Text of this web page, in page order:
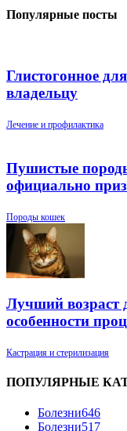
Популярные посты
Глистогонное
владельцу
Лечение и профилактика
Пушистые
официально
Породы кошек
Лучший возраст
особенности
Кастрация и стерилизация
ПОПУЛЯРНЫЕ
Болезни646
Болезни517